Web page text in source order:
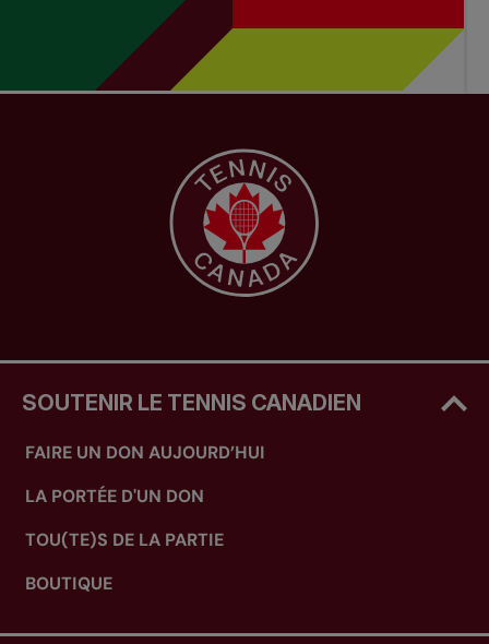
SOUTENIR LE TENNIS CANADIEN
FAIRE UN DON AUJOURD’HUI
LA PORTÉE D'UN DON
TOU(TE)S DE LA PARTIE
BOUTIQUE